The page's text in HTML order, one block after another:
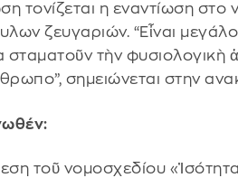
τονίζεται η εναντίωση στο
ζευγαριών. “Εἶναι
σταματοῦν τὴν φυσιολογικὴ
σημειώνεται στην
τοῦ νομοσχεδίου